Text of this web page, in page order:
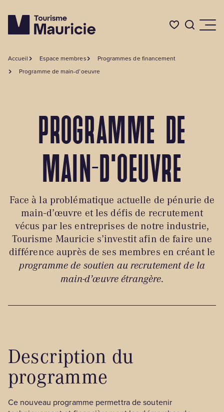
Nos territoires
Espace membres
EN
Quoi faire
Où dormir
Où manger
Événements
L'été en Mauricie
BLOGUE
Accueil Espace membres
Programmes de financement
Programme de main-d’oeuvre
PROGRAMME DE
MAIN-D'OEUVRE
Face à la problématique actuelle de pénurie de
main-d’œuvre et les défis de recrutement
vécus par les entreprises de notre industrie,
Tourisme Mauricie s’investit afin de faire une
différence auprès de ses membres en créant le
programme de soutien au recrutement de la
main-d’œuvre étrangère.
Description du
programme
Ce nouveau programme permettra de soutenir